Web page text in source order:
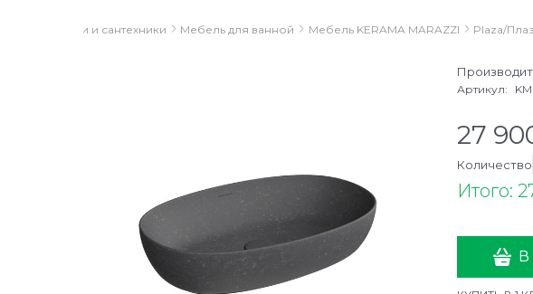
Каталог плитки и сантехники Мебель для ванной Мебель KERAMA MARAZZI Plaza/
Артикул:
27
Количество
Итого:
В